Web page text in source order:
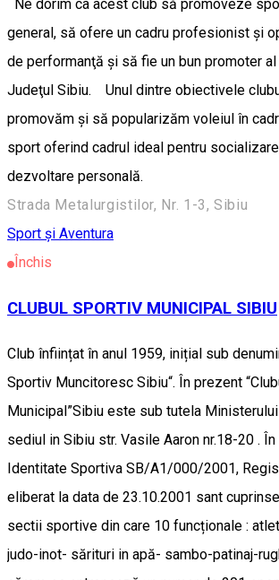
Ne dorim ca acest club să promoveze
general, să ofere un cadru profesionist şi
de performanţă şi să fie un bun promoter
Judeţul Sibiu. Unul dintre obiectivele
promovăm şi să popularizăm voleiul în
sport oferind cadrul ideal pentru
dezvoltare personală.
Strada Metalurgistilor, Nr. 1-3, Sibiu
Sport și Aventura
Închis
CLUBUL SPORTIV MUNICIPAL SIBIU
Club înființat în anul 1959, inițial sub
Sportiv Muncitoresc Sibiu“. În prezent
Municipal”Sibiu este sub tutela
sediul in Sibiu str. Vasile Aaron nr.18-20 .
Identitate Sportiva SB/A1/000/2001,
eliberat la data de 23.10.2001 sant
sectii sportive din care 10 funcționale :
judo-inot- sărituri in apă- sambo-patinaj-